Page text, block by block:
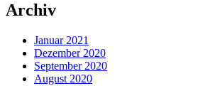
Archiv
Januar 2021
Dezember 2020
September 2020
August 2020